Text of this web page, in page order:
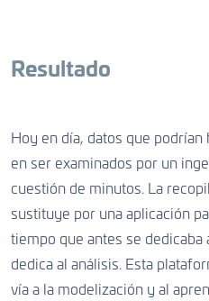
Resultado
Hoy en día, datos que podrían
en ser examinados por un
cuestión de minutos. La
sustituye por una aplicación
tiempo que antes se
dedica al análisis. Esta
vía a la modelización y al